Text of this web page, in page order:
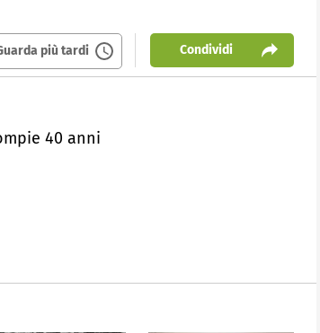
più tardi Condividi
40 anni